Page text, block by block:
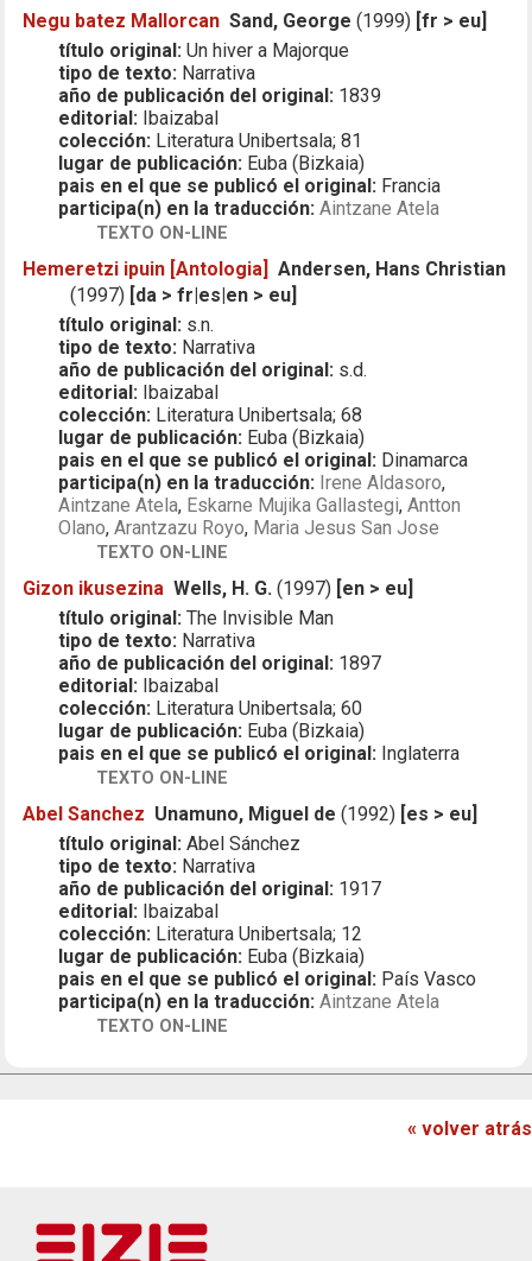
Negu batez Mallorcan Sand, George (1999) [fr > eu]
título original: Un hiver a Majorque
tipo de texto: Narrativa
año de publicación del original: 1839
editorial: Ibaizabal
colección: Literatura Unibertsala; 81
lugar de publicación: Euba (Bizkaia)
pais en el que se publicó el original: Francia
participa(n) en la traducción: Aintzane Atela
TEXTO ON-LINE
Hemeretzi ipuin [Antologia] Andersen, Hans Christian
(1997) [da > fr|es|en > eu]
título original: s.n.
tipo de texto: Narrativa
año de publicación del original: s.d.
editorial: Ibaizabal
colección: Literatura Unibertsala; 68
lugar de publicación: Euba (Bizkaia)
pais en el que se publicó el original: Dinamarca
participa(n) en la traducción: Irene Aldasoro,
Aintzane Atela, Eskarne Mujika Gallastegi,Antton
Olano,Arantzazu Royo, Maria Jesus San Jose
TEXTO ON-LINE
Gizon ikusezina Wells, H. G. (1997) [en > eu]
título original: The Invisible Man
tipo de texto: Narrativa
año de publicación del original: 1897
editorial: Ibaizabal
colección: Literatura Unibertsala; 60
lugar de publicación: Euba (Bizkaia)
pais en el que se publicó el original: Inglaterra
TEXTO ON-LINE
Abel Sanchez Unamuno, Miguel de (1992) [es > eu]
título original: Abel Sánchez
tipo de texto: Narrativa
año de publicación del original: 1917
editorial: Ibaizabal
colección: Literatura Unibertsala; 12
lugar de publicación: Euba (Bizkaia)
pais en el que se publicó el original: País Vasco
participa(n) en la traducción: Aintzane Atela
TEXTO ON-LINE
« volver atrás